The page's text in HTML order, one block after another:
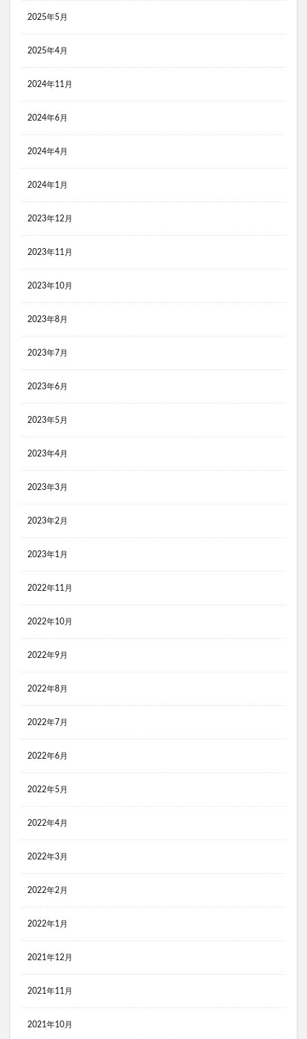
コンビニ３大チェーン おにぎり 比較
2025年5月
2025年4月
2024年11月
2024年6月
2024年4月
2024年1月
2023年12月
2023年11月
2023年10月
2023年8月
2023年7月
2023年6月
2023年5月
2023年4月
2023年3月
2023年2月
2023年1月
2022年11月
2022年10月
2022年9月
2022年8月
2022年7月
2022年6月
2022年5月
2022年4月
2022年3月
2022年2月
2022年1月
2021年12月
2021年11月
2021年10月